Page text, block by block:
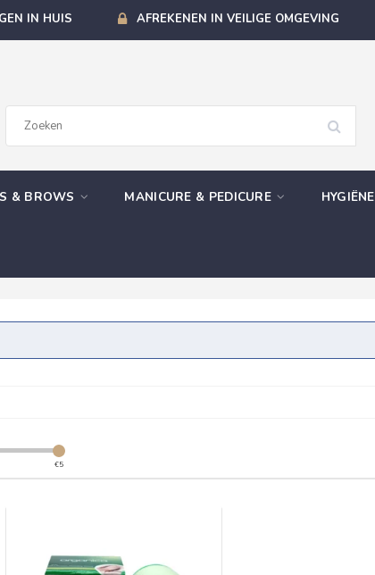
IN HUIS AFREKENEN IN VEILIGE OMGEVING
& BROWS MANICURE & PEDICURE HYGIËNE
€5